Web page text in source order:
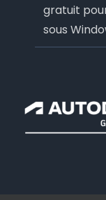
gratuit
sous